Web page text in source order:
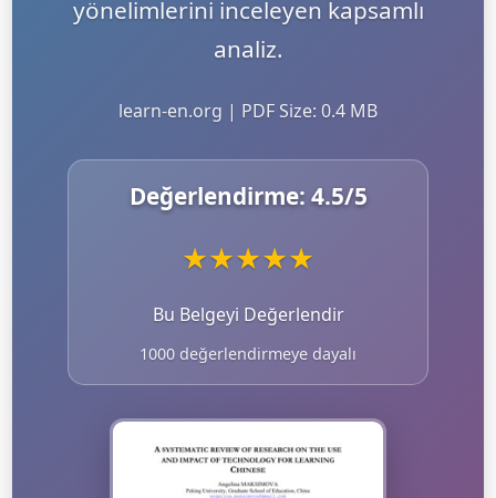
yönelimlerini inceleyen kapsamlı
analiz.
learn-en.org | PDF Size: 0.4 MB
Değerlendirme: 4.5/5
★★★★★
Bu Belgeyi Değerlendir
1000 değerlendirmeye dayalı